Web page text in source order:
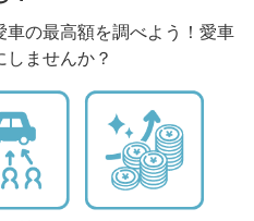
の最高額を調べよう！愛車
しませんか？